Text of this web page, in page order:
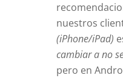
nuestros
(iPhone/iPad)
cambiar a no
pero en